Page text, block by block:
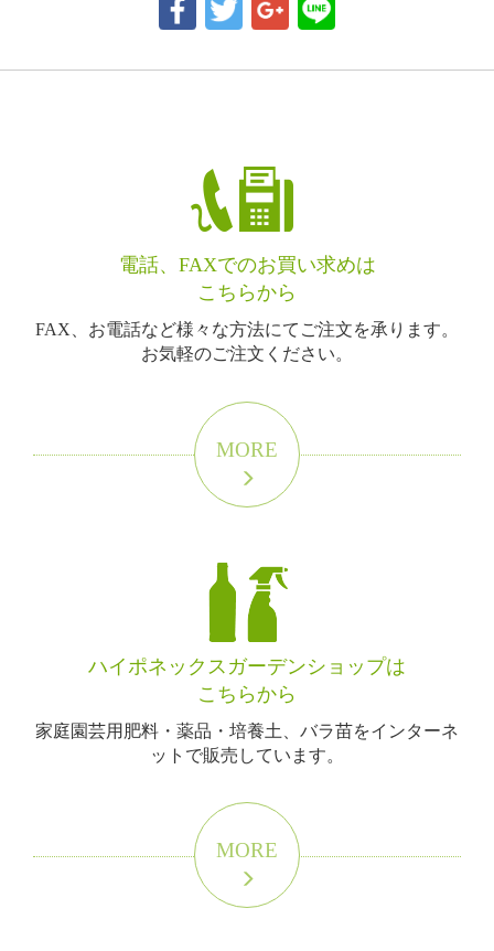
電話、FAXでのお買い求めは
こちらから
FAX、お電話など様々な方法にてご注文を承ります。
お気軽のご注文ください。
MORE
ハイポネックスガーデンショップは
こちらから
家庭園芸用肥料・薬品・培養土、バラ苗をインターネ
ットで販売しています。
MORE